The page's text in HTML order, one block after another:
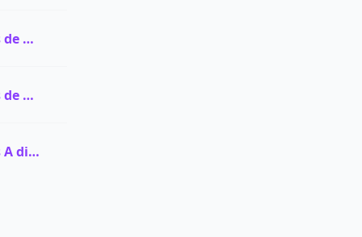
Ver todas as vagas de Graduação na UnP
Ver todas as vagas de Pós-graduação na UnP
Ver todas as vagas A distância (EaD) na UnP